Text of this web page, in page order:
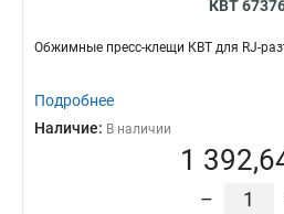
КВТ
Обжимные пресс-клещи КВТ для RJ-
Подробнее
Наличие: В наличии
1
–